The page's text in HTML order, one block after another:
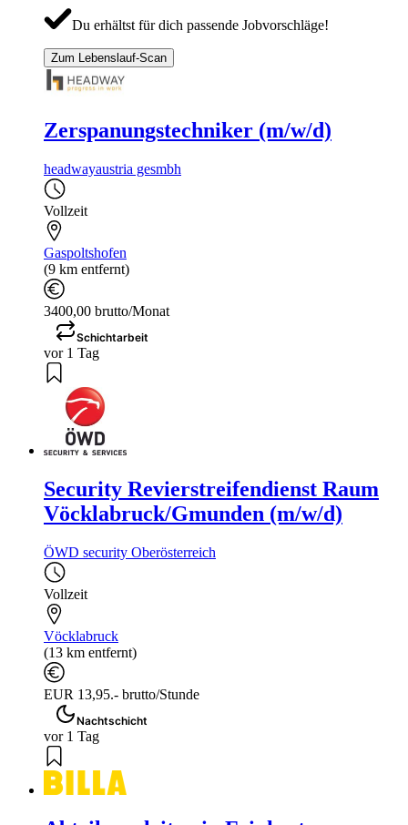
Du erhältst für dich passende Jobvorschläge!
Zum Lebenslauf-Scan
Zerspanungstechniker (m/w/d)
headwayaustria gesmbh
Vollzeit
Gaspoltshofen
(9 km entfernt)
3400,00 brutto/Monat
Schichtarbeit
vor 1 Tag
Security Revierstreifendienst Raum
Vöcklabruck/Gmunden (m/w/d)
ÖWD security Oberösterreich
Vollzeit
Vöcklabruck
(13 km entfernt)
EUR 13,95.- brutto/Stunde
Nachtschicht
vor 1 Tag